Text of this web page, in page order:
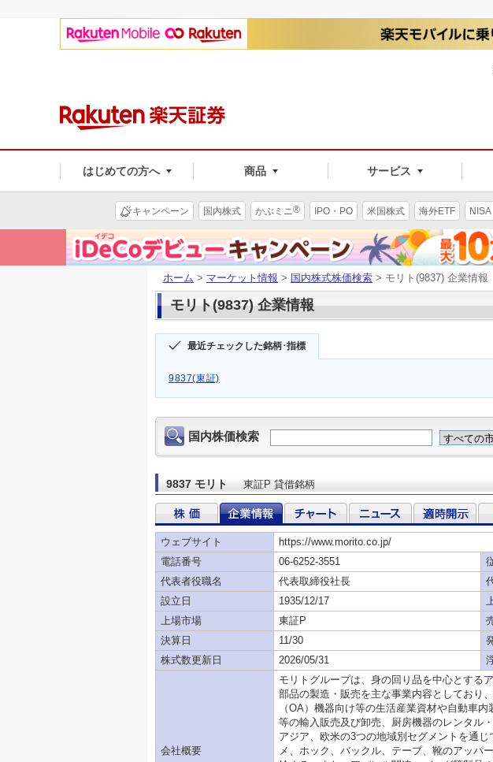
はじめての方へ 商品 サービス
キャンペーン 国内株式 かぶミニ® IPO・PO 米国株式 海外ETF NISA
ホーム > マーケット情報 > 国内株式株価検索 > モリト(9837) 企業情報
モリト(9837) 企業情報
最近チェックした銘柄･指標
9837(東証)